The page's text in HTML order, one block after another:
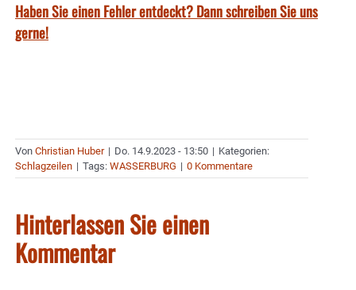
Haben Sie einen Fehler entdeckt? Dann schreiben Sie uns
gerne!
Von Christian Huber | Do. 14.9.2023 - 13:50 | Kategorien:
Schlagzeilen | Tags: WASSERBURG | 0 Kommentare
Hinterlassen Sie einen
Kommentar